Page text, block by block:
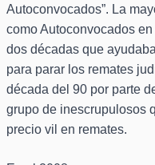
Autoconvocados”. La
como Autoconvocados
dos décadas que
para parar los remates
década del 90 por parte
grupo de inescrupulosos
precio vil en remates.